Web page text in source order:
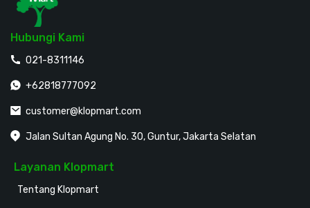
Hubungi Kami
021-8311146
+62818777092
customer@klopmart.com
Jalan Sultan Agung No. 30, Guntur, Jakarta Selatan
Layanan Klopmart
Tentang Klopmart